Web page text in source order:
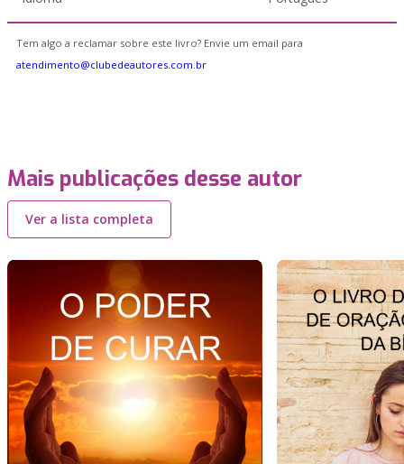
Tem algo a reclamar sobre este livro? Envie um email para
atendimento@clubedeautores.com.br
Mais publicações desse autor
Ver a lista completa